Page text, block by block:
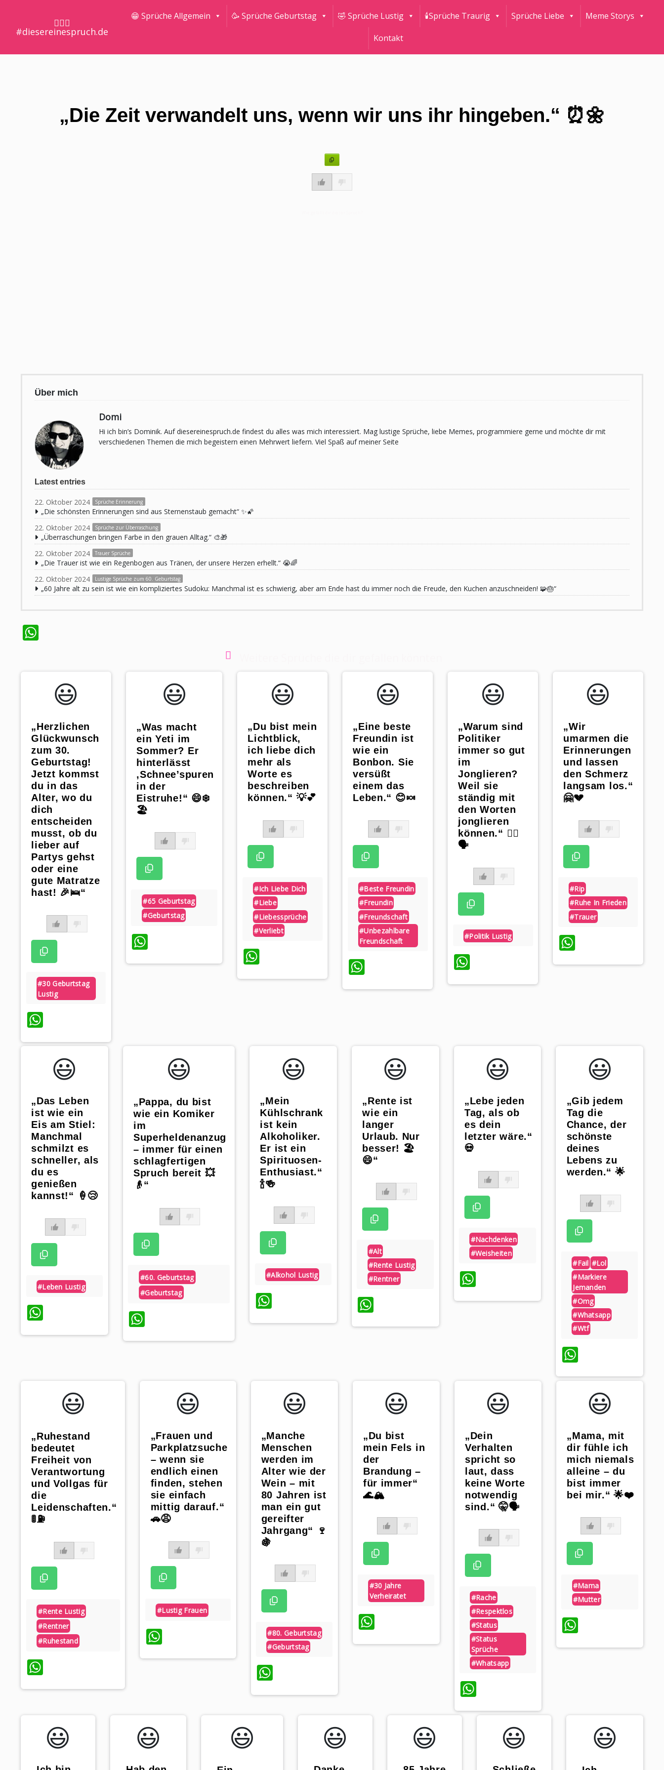
🤷🏼‍♀️
#diesereinespruch.de
😁 Sprüche Allgemein 🥳 Sprüche Geburtstag 🤣 Sprüche Lustig 🕯Sprüche Traurig Sprüche Liebe Meme Storys
Kontakt
„Die Zeit verwandelt uns, wenn wir uns ihr hingeben.“ ⏰🌼
Über mich
Domi
Hi ich bin’s Dominik. Auf diesereinespruch.de findest du alles was mich interessiert. Mag lustige Sprüche, liebe Memes, programmiere gerne und möchte dir mit
verschiedenen Themen die mich begeistern einen Mehrwert liefern. Viel Spaß auf meiner Seite
Latest entries
22. Oktober 2024 Sprüche Erinnerung
„Die schönsten Erinnerungen sind aus Sternenstaub gemacht“ ✨🌠
22. Oktober 2024
Sprüche zur Überraschung
„Überraschungen bringen Farbe in den grauen Alltag.“ 🎨🎁
22. Oktober 2024
Trauer Sprüche
„Die Trauer ist wie ein Regenbogen aus Tränen, der unsere Herzen erhellt.“ 😭🌈
22. Oktober 2024
Lustige Sprüche zum 60. Geburtstag
„60 Jahre alt zu sein ist wie ein kompliziertes Sudoku: Manchmal ist es schwierig, aber am Ende hast du immer noch die Freude, den Kuchen anzuschneiden! 🧩🎂“
😃️
„Herzlichen
Glückwunsch
zum 30.
Geburtstag!
Jetzt kommst
du in das
Alter, wo du
dich
entscheiden
musst, ob du
lieber auf
Partys gehst
oder eine
gute Matratze
hast! 🎉🛌“
#30 Geburtstag
Lustig
WhatsApp
😃️
„Was macht
ein Yeti im
Sommer? Er
hinterlässt
‚Schnee’spuren
in der
Eistruhe!“ 😄❄️
🏖️
#65 Geburtstag
#geburtstag
😃️
„Du bist mein
Lichtblick,
ich liebe dich
mehr als
Worte es
beschreiben
können.“ 💡💕
#ich Liebe Dich
#liebe
#liebessprüche
#verliebt
WhatsApp
😃️
„Eine beste
Freundin ist
wie ein
Bonbon. Sie
versüßt
einem das
Leben.“ 😊🍬
#beste Freundin
#freundin
#freundschaft
#unbezahlbare
Freundschaft
WhatsApp
😃️
„Warum sind
Politiker
immer so gut
im
Jonglieren?
Weil sie
ständig mit
den Worten
jonglieren
können.“ 🤹‍♂️
🗣️
#politik Lustig
WhatsApp
😃️
„Wir
umarmen die
Erinnerungen
und lassen
den Schmerz
langsam los.“
🤗💔
#rip
#ruhe In Frieden
#trauer
WhatsApp
😃️
„Das Leben
ist wie ein
Eis am Stiel:
Manchmal
schmilzt es
schneller, als
du es
genießen
kannst!“ 🍦😢
#leben Lustig
WhatsApp
😃️
„Pappa, du bist
wie ein Komiker
im
Superheldenanzug
– immer für einen
schlagfertigen
Spruch bereit 💥
👴“
#60. Geburtstag
#geburtstag
😃️
„Mein
Kühlschrank
ist kein
Alkoholiker.
Er ist ein
Spirituosen-
Enthusiast.“
🍾🍻
#alkohol Lustig
WhatsApp
😃️
„Rente ist
wie ein
langer
Urlaub. Nur
besser! 🏖️
😄“
#alt
#rente Lustig
#rentner
😃️
„Lebe jeden
Tag, als ob
es dein
letzter wäre.“
💀
#nachdenken
#weisheiten
😃️
„Gib jedem
Tag die
Chance, der
schönste
deines
Lebens zu
werden.“ 🌟
#fail #lol
#markiere
Jemanden
#omg
#whatsapp
#wtf
WhatsApp
😃️
„Ruhestand
bedeutet
Freiheit von
Verantwortung
und Vollgas für
die
Leidenschaften.“
🚦⛽
#rente Lustig
#rentner
#ruhestand
WhatsApp
😃️
„Frauen und
Parkplatzsuche
– wenn sie
endlich einen
finden, stehen
sie einfach
mittig darauf.“
🚗😩
#lustig Frauen
WhatsApp
😃️
„Manche
Menschen
werden im
Alter wie der
Wein – mit
80 Jahren ist
man ein gut
gereifter
Jahrgang“ 🍷
🍇
#80. Geburtstag
#geburtstag
😃️
„Du bist
mein Fels in
der
Brandung –
für immer“
🌊🏔️
#30 Jahre
Verheiratet
😃️
„Dein
Verhalten
spricht so
laut, dass
keine Worte
notwendig
sind.“ 🤫🗣️
#rache
#respektlos
#status
#status
Sprüche
#whatsapp
😃️
„Mama, mit
dir fühle ich
mich niemals
alleine – du
bist immer
bei mir.“ 🌟❤️
#mama
#mutter
😃️ 😃️ 😃️ 😃️ 😃️ 😃️ 😃️